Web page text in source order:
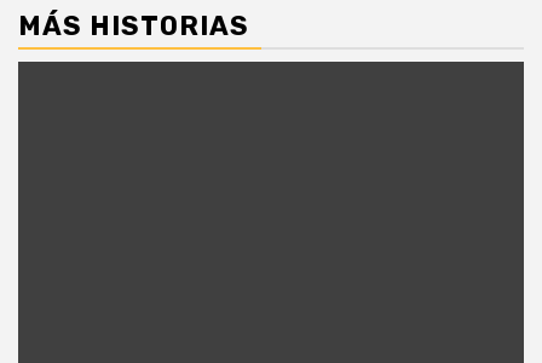
MÁS HISTORIAS